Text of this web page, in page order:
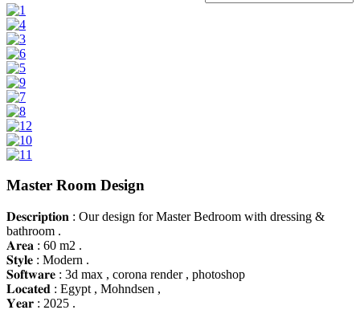
Master Room Design
𝐃𝐞𝐬𝐜𝐫𝐢𝐩𝐭𝐢𝐨𝐧 : Our design for Master Bedroom with dressing &
bathroom .
𝐀𝐫𝐞𝐚 : 60 m2 .
𝐒𝐭𝐲𝐥𝐞 : Modern .
𝐒𝐨𝐟𝐭𝐰𝐚𝐫𝐞 : 3d max , corona render , photoshop
𝐋𝐨𝐜𝐚𝐭𝐞𝐝 : Egypt , Mohndsen ,
𝐘𝐞𝐚𝐫 : 2025 .